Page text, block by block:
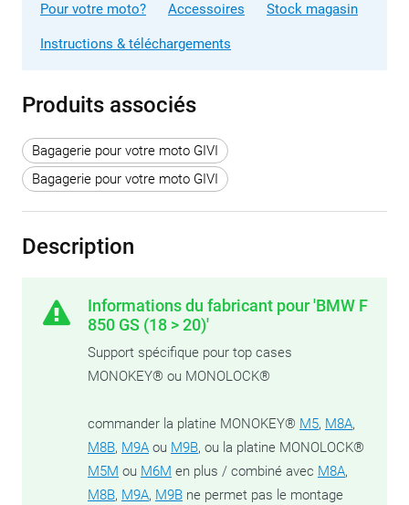
Pour votre moto? Accessoires Stock magasin
Instructions & téléchargements
Produits associés
Bagagerie pour votre moto GIVI
Bagagerie pour votre moto GIVI
Description
Informations du fabricant pour 'BMW F
850 GS (18 > 20)'
Support spécifique pour top cases
MONOKEY® ou MONOLOCK®
commander la platine MONOKEY® M5, M8A,
M8B, M9A ou M9B, ou la platine MONOLOCK®
M5M ou M6M en plus / combiné avec M8A,
M8B, M9A, M9B ne permet pas le montage